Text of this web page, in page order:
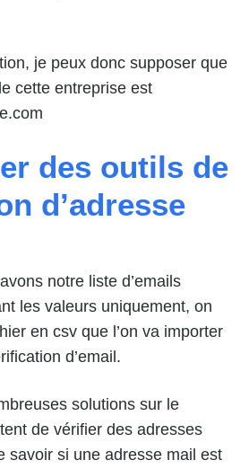
je peux donc supposer que
cette entreprise est
des outils de
d’adresse
notre liste d’emails
les valeurs uniquement, on
en csv que l’on va importer
d’email.
solutions sur le
de vérifier des adresses
savoir si une adresse mail est